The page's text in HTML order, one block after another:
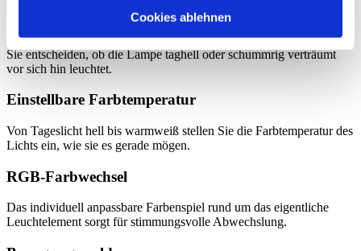
Cookies ablehnen
Sie entscheiden, ob die Lampe taghell oder schummrig verträumt
vor sich hin leuchtet.
Einstellbare Farbtemperatur
Von Tageslicht hell bis warmweiß stellen Sie die Farbtemperatur des
Lichts ein, wie sie es gerade mögen.
RGB-Farbwechsel
Das individuell anpassbare Farbenspiel rund um das eigentliche
Leuchtelement sorgt für stimmungsvolle Abwechslung.